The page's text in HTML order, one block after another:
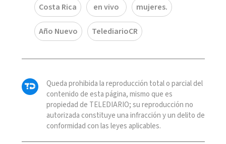
Costa Rica en vivo mujeres.
Año Nuevo TelediarioCR
Queda prohibida la reproducción total o parcial del
contenido de esta página, mismo que es
propiedad de TELEDIARIO; su reproducción no
autorizada constituye una infracción y un delito de
conformidad con las leyes aplicables.